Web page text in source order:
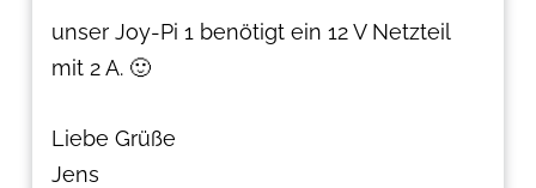
unser Joy-Pi 1 benötigt ein 12 V Netzteil
mit 2 A. 🙂
Liebe Grüße
Jens